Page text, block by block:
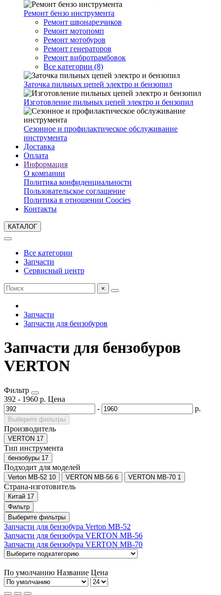
Ремонт бензо инструмента
Ремонт швонарезчиков
Ремонт мотопомп
Ремонт мотобуров
Ремонт генераторов
Ремонт вибротрамбовок
Все категории (8)
Заточка пильных цепей электро и бензопил
Изготовление пильных цепей электро и бензопил
Сезонное и профилактическое обслуживание
инструмента
Доставка
Оплата
Информация
О компании
Политика конфиденциальности
Пользовательское соглашение
Политика в отношении Coocies
Контакты
КАТАЛОГ
Все категории
Запчасти
Сервисный центр
×
Запчасти
Запчасти для бензобуров
Запчасти для бензобуров
VERTON
Фильтр
392 - 1960 р. Цена
-
р.
Выберите фильтры
Производитель
VERTON 17
Тип инструмента
бензобуры 17
Подходит для моделей
Verton МВ-52 10 VERTON МВ-56 6 VERTON МВ-70 1
Страна-изготовитель
Китай 17
Фильтр
Выберите фильтры
Запчасти для бензобура Verton МВ-52
Запчасти для бензобура VERTON МВ-56
Запчасти для бензобура VERTON МВ-70
По умолчанию Название Цена